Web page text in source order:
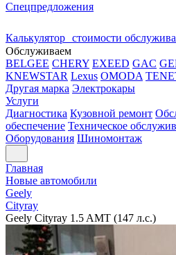
Спецпредложения
Калькулятор стоимости
Обслуживаем
BELGEE CHERY EXEED GAC
KNEWSTAR Lexus OMODA
Другая марка Электрокары
Услуги
Диагностика Кузовной ремонт
обеспечение Техническое
Оборудования Шиномонтаж
Главная
Новые автомобили
Geely
Cityray
Geely Cityray 1.5 AMT (147 л.с.)